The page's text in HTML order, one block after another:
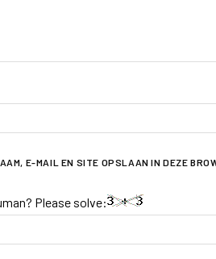
E-MAIL EN SITE OPSLAAN IN DEZE
Please solve: